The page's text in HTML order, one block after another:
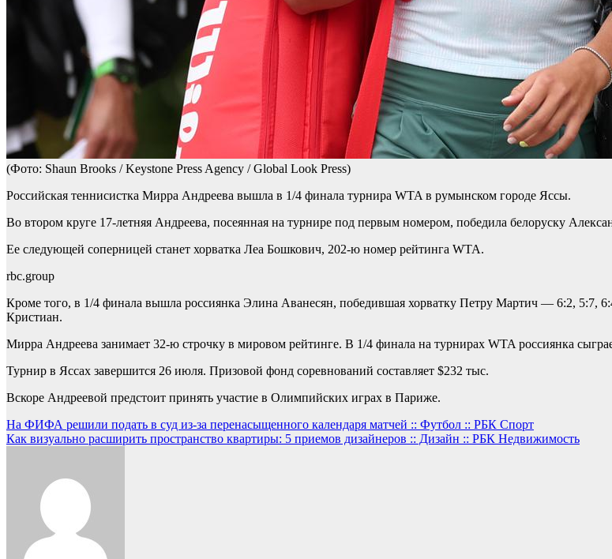
(Фото: Shaun Brooks / Keystone Press Agency / Global Look Press)
Российская теннисистка Мирра Андреева вышла в 1/4 финала турнира WTA в румынском городе Яссы.
Во втором круге 17-летняя Андреева, посеянная на турнире под первым номером, победила белоруску
Ее следующей соперницей станет хорватка Леа Бошкович, 202-ю номер рейтинга WTA.
rbc.group
Кроме того, в 1/4 финала вышла россиянка Элина Аванесян, победившая хорватку Петру Мартич — 6:2,
Кристиан.
Мирра Андреева занимает 32-ю строчку в мировом рейтинге. В 1/4 финала на турнирах WTA россиянка
Турнир в Яссах завершится 26 июля. Призовой фонд соревнований составляет $232 тыс.
Вскоре Андреевой предстоит принять участие в Олимпийских играх в Париже.
Навигация
по
На ФИФА решили подать в суд из-за перенасыщенного календаря матчей :: Футбол :: РБК Спорт
Как визуально расширить пространство квартиры: 5 приемов дизайнеров :: Дизайн :: РБК Недвижимость